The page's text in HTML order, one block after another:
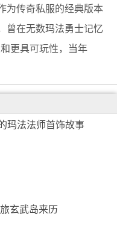
为传奇私服的经典版本
曾在无数玛法勇士记忆
更具可玩性，当年
玛法法师首饰故事
玄武岛来历